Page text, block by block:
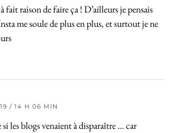
fait raison de faire ça ! D’ailleurs je pensais
me soule de plus en plus, et surtout je ne
/ 14 H 06 MIN
si les blogs venaient à disparaître … car